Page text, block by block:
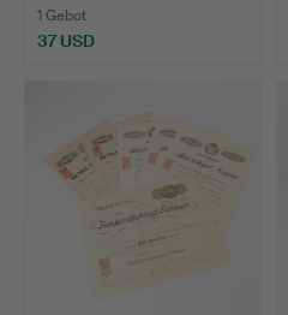
1 Gebot
37 USD